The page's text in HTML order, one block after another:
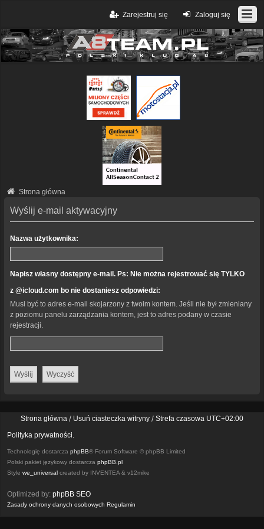
Zaloguj się
Zarejestruj się
Strona główna
Wyślij e-mail aktywacyjny
Nazwa użytkownika:
Napisz własny dostępny e-mail. Ps: Nie można rejestrować się TYLKO
z @icloud.com bo nie dostaniesz odpowiedzi:
Musi być to adres e-mail skojarzony z twoim kontem. Jeśli nie był zmieniany
z poziomu panelu zarządzania kontem, jest to adres podany w czasie
rejestracji.
Strona główna Usuń ciasteczka witryny Strefa czasowa UTC+02:00
Polityka prywatności.
Technologię dostarcza phpBB® Forum Software © phpBB Limited
Polski pakiet językowy dostarcza phpBB.pl
Style we_universal created by INVENTEA & v12mike
Optimized by: phpBB SEO
Zasady ochrony danych osobowych Regulamin